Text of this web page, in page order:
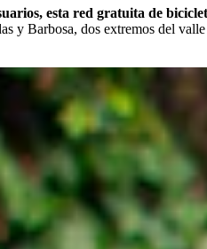
esta red gratuita de
y Barbosa, dos extremos del